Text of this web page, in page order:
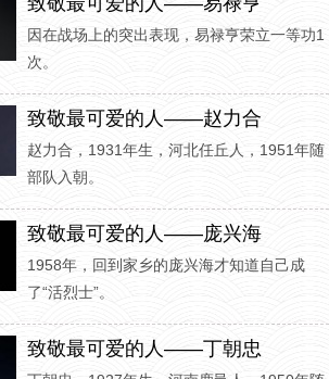
因在战场上的突出表现，易禄亨荣立一等功1
次。
致敬最可爱的人——赵力合
赵力合，1931年生，河北任丘人，1951年随
部队入朝。
致敬最可爱的人——庞兴海
1958年，回到家乡的庞兴海才知道自己成
了“活烈士”。
致敬最可爱的人——丁朝忠